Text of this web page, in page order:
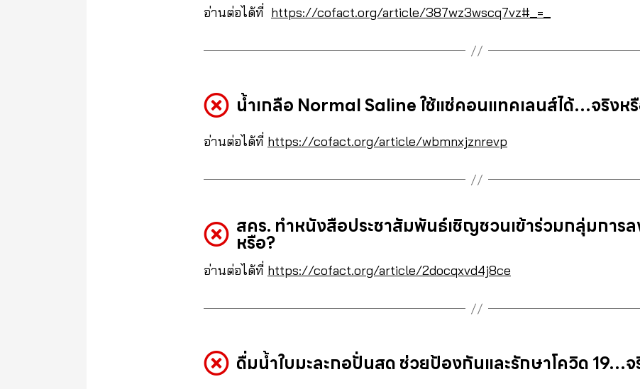
อ่านต่อได้ที่ https://cofact.org/article/387wz3wscq7vz#_=_
น้ำเกลือ Normal Saline ใช้แช่คอนแทคเลนส์ได้…จริงห
อ่านต่อได้ที่ https://cofact.org/article/wbmnxjznrevp
สคร. ทำหนังสือประชาสัมพันธ์เชิญชวนเข้าร่วมกลุ่มการ
หรือ?
อ่านต่อได้ที่ https://cofact.org/article/2docqxvd4j8ce
ดื่มน้ำใบมะละกอปั่นสด ช่วยป้องกันและรักษาโควิด 19…จ